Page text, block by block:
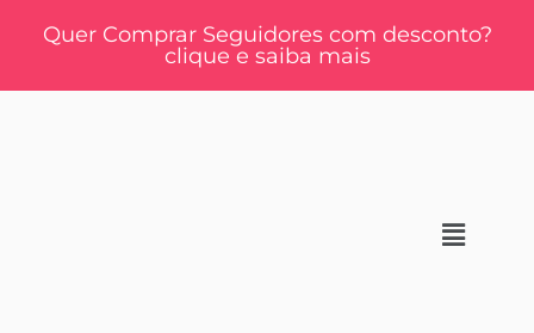
Quer Comprar Seguidores com desconto?
clique e saiba mais